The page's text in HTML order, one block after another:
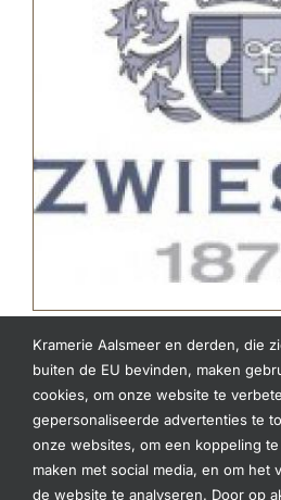
Zwiesel 1872
Mondgeblazen kristalglas
moment van genieten. Het
Kramerie Aalsmeer en derden, die
buiten de EU bevinden, maken
cookies, om onze website te
gepersonaliseerde advertenties te
onze websites, om een koppeling
maken met social media, en om het
de website te analyseren. Door op